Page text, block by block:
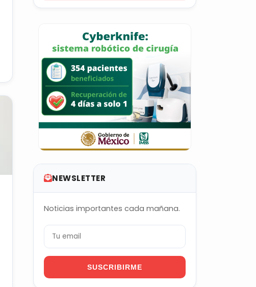
NEWSLETTER
Noticias importantes cada mañana.
SUSCRIBIRME